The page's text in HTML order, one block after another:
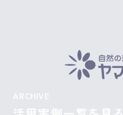
ARCHIVE